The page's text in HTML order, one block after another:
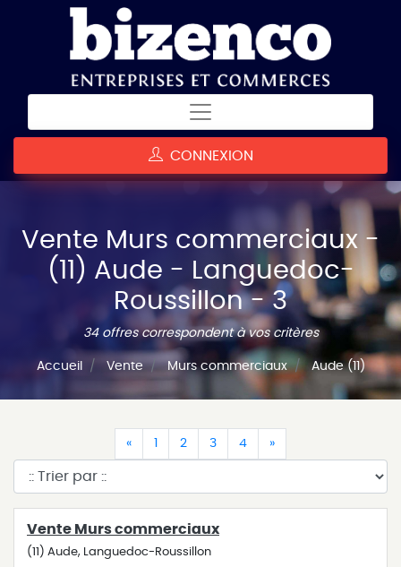
CONNEXION
Vente Murs commerciaux -
(11) Aude - Languedoc-
Roussillon - 3
34 offres correspondent à vos critères
Accueil Vente Murs commerciaux Aude (11)
«(current)
1(current)
2(current)
3(current)
4(current)
»(current)
Vente Murs commerciaux
(11) Aude, Languedoc-Roussillon